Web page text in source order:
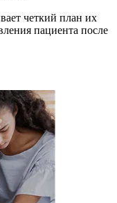
четкий план их
пациента после